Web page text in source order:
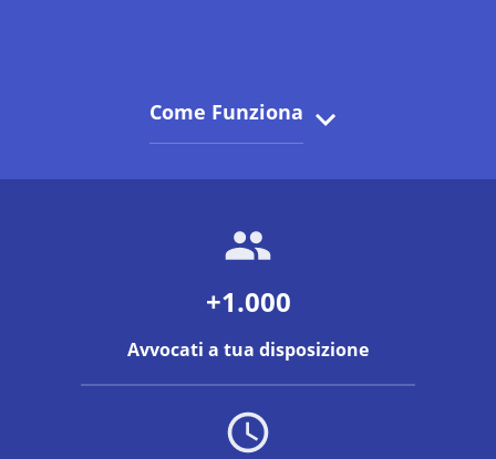
Come Funziona
+1.000
Avvocati a tua disposizione